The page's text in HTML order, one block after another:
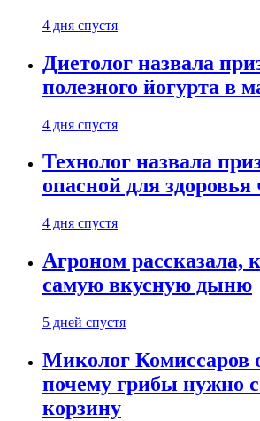
4 дня спустя
Диетолог назвала
полезного йогурта в
4 дня спустя
Технолог назвала
опасной для
4 дня спустя
Агроном рассказала,
самую вкусную дыню
5 дней спустя
Миколог Комиссаров
почему грибы нужно
корзину